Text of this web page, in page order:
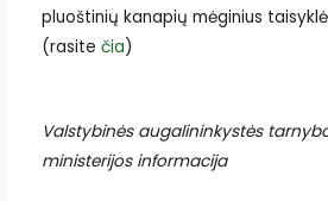
pluoštinių kanapių mėginius
(rasite čia)
Valstybinės augalininkystės
ministerijos informacija